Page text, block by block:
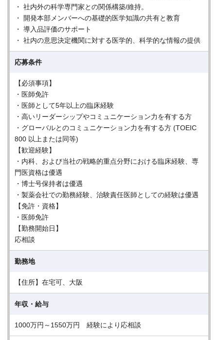
・ 社内外の科学専門家との関係構築/維持。
・ 開発本部メンバーへの基礎的医学知識の共有と教育
・ 導入品評価のサポート
・ 社内の意思決定機関に対する医学的、科学的な情報の提供
応募条件
【必須事項】
・医師免許
・医師として5年以上の臨床経験
・高いリーダーシップやコミュニケーション力を有する方
・グローバルとのコミュニケーション力を有する方 (TOEIC
800 以上または同等)
【歓迎経験】
・内科、および当社の戦略的重点分野における臨床経験、専
門医資格は優遇
・博士号保持者は優遇
・製薬会社での勤務経験、治験責任医師としての経験は優遇
【免許・資格】
・医師免許
【勤務開始日】
応相談
勤務地
【住所】在宅可、大阪
年収・給与
1000万円～1550万円 経験により応相談